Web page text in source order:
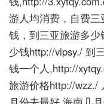
游人均消费，自费
钱，到三亚旅游多
少钱http://vipsy./ 到
钱一个人,http://
旅游价格http://wzz./